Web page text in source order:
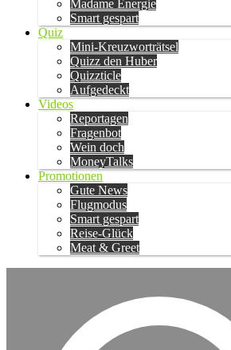
Madame Energie
Smart gespart
Quiz
Mini-Kreuzworträtsel
Quizz den Huber
Quizzticle
Aufgedeckt
Videos
Reportagen
Fragenbot
Wein doch
MoneyTalks
Promotionen
Gute News
Flugmodus
Smart gespart
Reise-Glück
Meat & Greet